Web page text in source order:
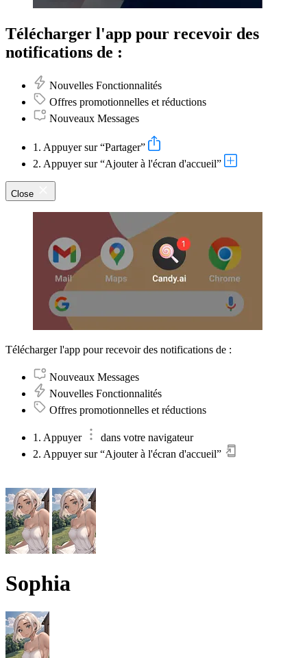
Télécharger l'app pour recevoir des
notifications de :
Nouvelles Fonctionnalités
Offres promotionnelles et réductions
Nouveaux Messages
1. Appuyer sur “Partager”
2. Appuyer sur “Ajouter à l'écran d'accueil”
Close
Télécharger l'app pour recevoir des notifications de :
Nouveaux Messages
Nouvelles Fonctionnalités
Offres promotionnelles et réductions
1. Appuyer
dans votre navigateur
2. Appuyer sur “Ajouter à l'écran d'accueil”
Sophia